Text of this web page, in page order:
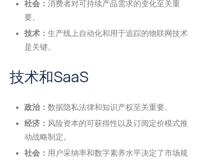
社会： 消费者对可持续产品需求的变化至关重
要。
技术： 生产线上自动化和用于追踪的物联网技术
是关键。
技术和SaaS
政治： 数据隐私法律和知识产权至关重要。
经济： 风险资本的可获得性以及订阅定价模式推
动战略制定。
社会： 用户采纳率和数字素养水平决定了市场规